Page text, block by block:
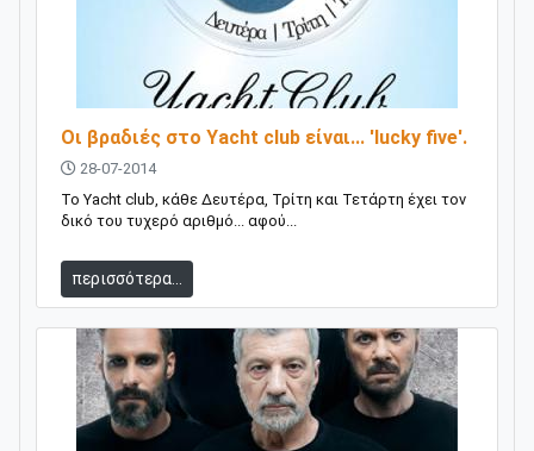
Οι βραδιές στο Yacht club είναι... 'lucky five'.
28-07-2014
Το Yacht club, κάθε Δευτέρα, Τρίτη και Τετάρτη έχει τον
δικό του τυχερό αριθμό... αφού...
περισσότερα...